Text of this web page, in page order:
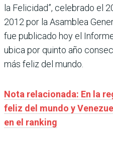
la Felicidad”, celebrado el
2012 por la Asamblea
fue publicado hoy el
ubica por quinto año
más feliz del mundo.
Nota relacionada: En la
feliz del mundo y
en el ranking